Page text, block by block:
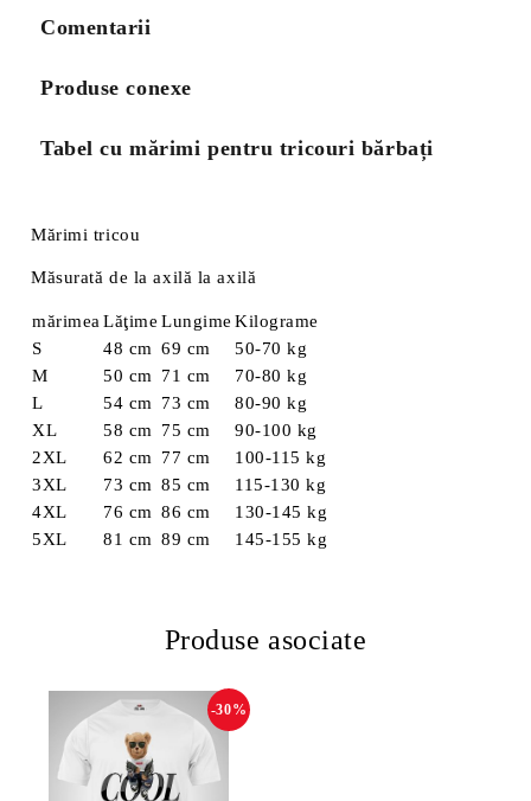
Comentarii
Produse conexe
Tabel cu mărimi pentru tricouri bărbați
Mărimi tricou
Măsurată de la axilă la axilă
mărimea Lăţime Lungime Kilograme
S
48 cm 69 cm
50-70 kg
M
50 cm 71 cm
70-80 kg
L
54 cm 73 cm
80-90 kg
XL
58 cm 75 cm
90-100 kg
2XL
62 cm 77 cm
100-115 kg
3XL
73 cm 85 cm
115-130 kg
4XL
76 cm 86 cm
130-145 kg
5XL
81 cm 89 cm 145-155 kg
Produse asociate
-30%